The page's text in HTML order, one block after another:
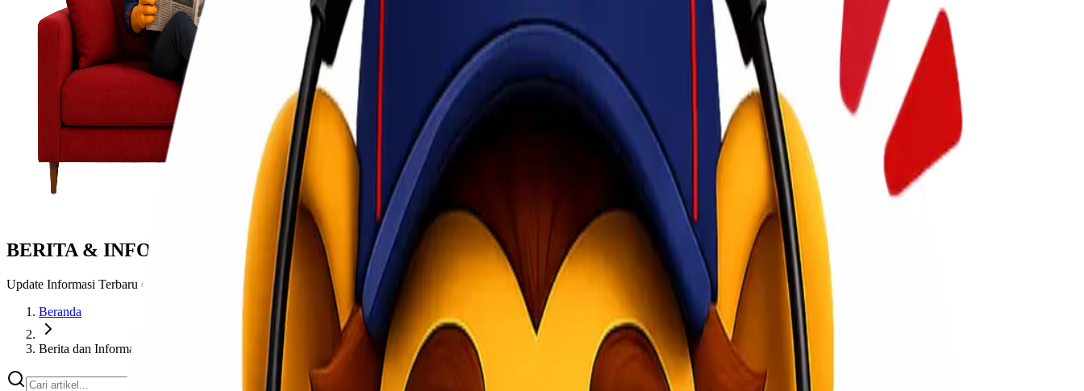
BERITA & INFORMASI
Update Informasi Terbaru dari Lionel Express
Beranda
Berita dan Informasi